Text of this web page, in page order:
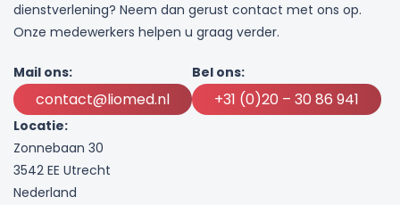
dienstverlening? Neem dan gerust contact met ons op.
Onze medewerkers helpen u graag verder.
Mail ons:
contact@liomed.nl
Bel ons:
+31 (0)20 – 30 86 941
Locatie:
Zonnebaan 30
3542 EE Utrecht
Nederland